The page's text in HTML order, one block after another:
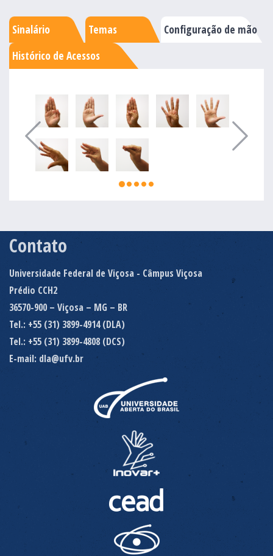
Sinalário Temas
Configuração de mão
Histórico de Acessos
Contato
Universidade Federal de Viçosa - Câmpus Viçosa
Prédio CCH2
36570-900 – Viçosa – MG – BR
Tel.: +55 (31) 3899-4914 (DLA)
Tel.: +55 (31) 3899-4808 (DCS)
E-mail: dla@ufv.br